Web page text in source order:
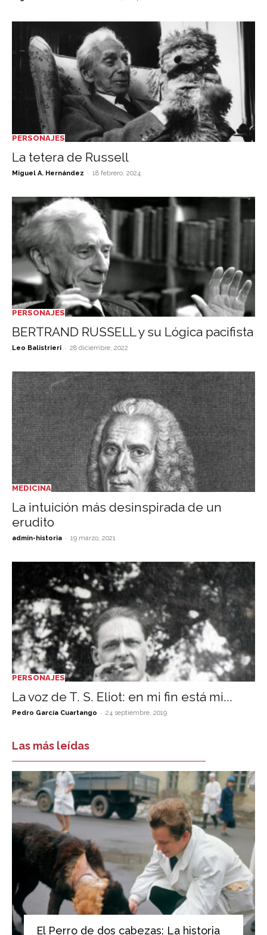
PERSONAJES
La tetera de Russell
Miguel A. Hernández - 18 febrero, 2024
PERSONAJES
BERTRAND RUSSELL y su Lógica pacifista
Leo Balistrieri - 28 diciembre, 2022
MEDICINA
La intuición más desinspirada de un
erudito
admin-historia - 19 marzo, 2021
PERSONAJES
La voz de T. S. Eliot: en mi fin está mi...
Pedro García Cuartango - 24 septiembre, 2019
Las más leídas
El Perro de dos cabezas: La historia